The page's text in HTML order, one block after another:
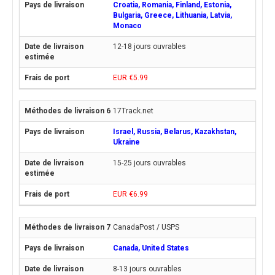
Croatia, Romania, Finland, Estonia,
Bulgaria, Greece, Lithuania, Latvia,
Monaco
12-18 jours ouvrables
EUR €5.99
17Track.net
Israel, Russia, Belarus, Kazakhstan,
Ukraine
15-25 jours ouvrables
EUR €6.99
CanadaPost / USPS
Canada, United States
8-13 jours ouvrables